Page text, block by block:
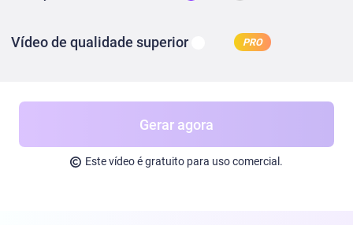
Vídeo de qualidade superior PRO
Gerar agora
Este vídeo é gratuito para uso comercial.